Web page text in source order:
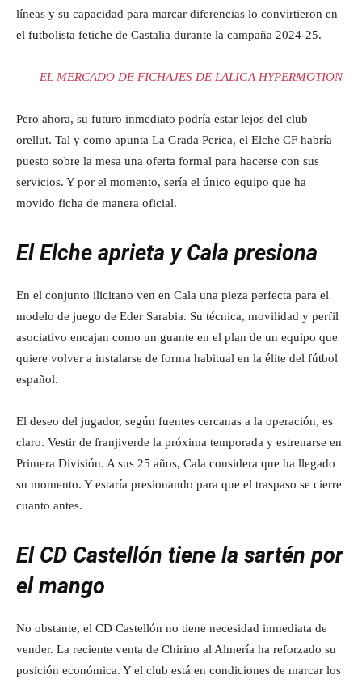
líneas y su capacidad para marcar diferencias lo convirtieron en
el futbolista fetiche de Castalia durante la campaña 2024-25.
EL MERCADO DE FICHAJES DE LALIGA HYPERMOTION
Pero ahora, su futuro inmediato podría estar lejos del club
orellut. Tal y como apunta La Grada Perica, el Elche CF habría
puesto sobre la mesa una oferta formal para hacerse con sus
servicios. Y por el momento, sería el único equipo que ha
movido ficha de manera oficial.
El Elche aprieta y Cala presiona
En el conjunto ilicitano ven en Cala una pieza perfecta para el
modelo de juego de Eder Sarabia. Su técnica, movilidad y perfil
asociativo encajan como un guante en el plan de un equipo que
quiere volver a instalarse de forma habitual en la élite del fútbol
español.
El deseo del jugador, según fuentes cercanas a la operación, es
claro. Vestir de franjiverde la próxima temporada y estrenarse en
Primera División. A sus 25 años, Cala considera que ha llegado
su momento. Y estaría presionando para que el traspaso se cierre
cuanto antes.
El CD Castellón tiene la sartén por
el mango
No obstante, el CD Castellón no tiene necesidad inmediata de
vender. La reciente venta de Chirino al Almería ha reforzado su
posición económica. Y el club está en condiciones de marcar los